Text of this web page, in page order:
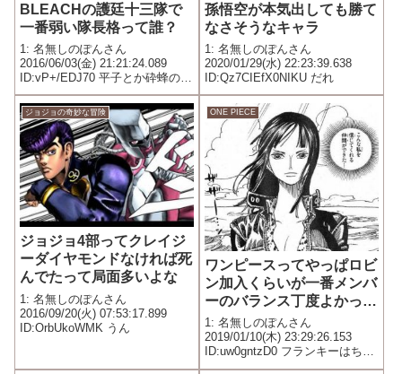
BLEACHの護廷十三隊で
一番弱い隊長格って誰？
1: 名無しのぽんさん
2016/06/03(金) 21:21:24.089
ID:vP+/EDJ70 平子とか砕蜂のど
っちか？
孫悟空が本気出しても勝て
なさそうなキャラ
1: 名無しのぽんさん
2020/01/29(水) 22:23:39.638
ID:Qz7CIEfX0NIKU だれ
ジョジョの奇妙な冒険
ジョジョ4部ってクレイジ
ーダイヤモンドなければ死
んでたって局面多いよな
1: 名無しのぽんさん
2016/09/20(火) 07:53:17.899
ID:OrbUkoWMK うん
ONE PIECE
ワンピースってやっぱロビ
ン加入くらいが一番メンバ
ーのバランス丁度よかった
よな
1: 名無しのぽんさん
2019/01/10(木) 23:29:26.153
ID:uw0gntzD0 フランキーはちょ
っと浮いてる